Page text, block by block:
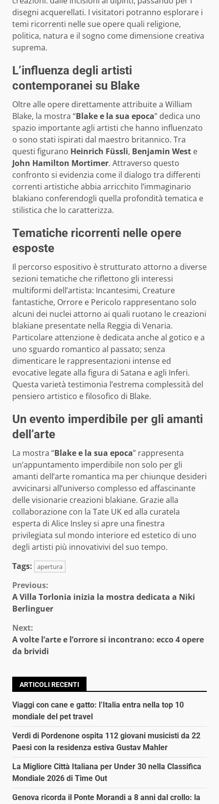
disegni acquerellati. I visitatori potranno esplorare i
temi ricorrenti nelle sue opere quali religione,
politica, natura e il sogno come dimensione creativa
suprema.
L’influenza degli artisti
contemporanei su Blake
Oltre alle opere direttamente attribuite a William
Blake, la mostra “Blake e la sua epoca” dedica uno
spazio importante agli artisti che hanno influenzato
o sono stati ispirati dal maestro britannico. Tra
questi figurano Heinrich Füssli, Benjamin West e
John Hamilton Mortimer. Attraverso questo
confronto si evidenzia come il dialogo tra differenti
correnti artistiche abbia arricchito l’immaginario
blakiano conferendogli quella profondità tematica e
stilistica che lo caratterizza.
Tematiche ricorrenti nelle opere
esposte
Il percorso espositivo è strutturato attorno a diverse
sezioni tematiche che riflettono gli interessi
multiformi dell’artista: Incantesimi, Creature
fantastiche, Orrore e Pericolo rappresentano solo
alcuni dei nuclei attorno ai quali ruotano le creazioni
blakiane presentate nella Reggia di Venaria.
Particolare attenzione è dedicata anche al gotico e a
uno sguardo romantico al passato; senza
dimenticare le rappresentazioni intense ed
evocative legate alla figura di Satana e agli Inferi.
Questa varietà testimonia l’estrema complessità del
pensiero artistico e filosofico di Blake.
Un evento imperdibile per gli amanti
dell’arte
La mostra “Blake e la sua epoca” rappresenta
un’appuntamento imperdibile non solo per gli
amanti dell’arte romantica ma per chiunque desideri
avvicinarsi all’universo complesso ed affascinante
delle visionarie creazioni blakiane. Grazie alla
collaborazione con la Tate UK ed alla curatela
esperta di Alice Insley si apre una finestra
privilegiata sul mondo interiore ed estetico di uno
degli artisti più innovativivi del suo tempo.
Tags:
apertura
Continue
Reading
Previous:
A Villa Torlonia inizia la mostra dedicata a Niki
Berlinguer
Next:
A volte l’arte e l’orrore si incontrano: ecco 4 opere
da brividi
ARTICOLI RECENTI
Viaggi con cane e gatto: l’Italia entra nella top 10
mondiale del pet travel
Verdi di Pordenone ospita 112 giovani musicisti da 22
Paesi con la residenza estiva Gustav Mahler
La Migliore Città Italiana per Under 30 nella Classifica
Mondiale 2026 di Time Out
Genova ricorda il Ponte Morandi a 8 anni dal crollo: la